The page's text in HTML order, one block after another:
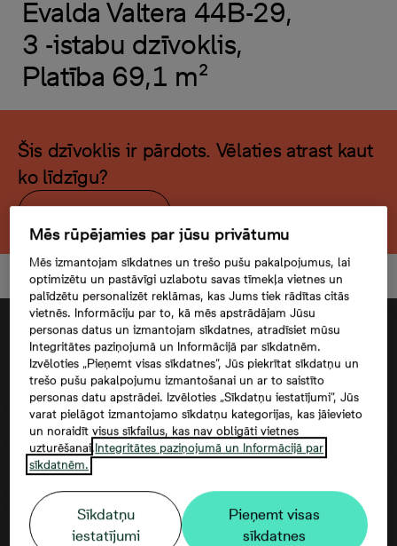
Evalda Valtera 44B-29,
3 -istabu dzīvoklis,
Platība 69,1 m²
Šis dzīvoklis ir pārdots. Vēlaties atrast kaut
ko līdzīgu?
Google maps trešās puses datu
izmantošana
Mēs rūpējamies par jūsu privātumu
Mēs izmantojam sīkdatnes un trešo pušu pakalpojumus, lai
optimizētu un pastāvīgi uzlabotu savas tīmekļa vietnes un
palīdzētu personalizēt reklāmas, kas Jums tiek rādītas citās
vietnēs. Informāciju par to, kā mēs apstrādājam Jūsu
personas datus un izmantojam sīkdatnes, atradīsiet mūsu
Integritātes paziņojumā un Informācijā par sīkdatnēm.
Izvēloties „Pieņemt visas sīkdatnes”, Jūs piekrītat sīkdatņu un
trešo pušu pakalpojumu izmantošanai un ar to saistīto
personas datu apstrādei. Izvēloties „Sīkdatņu iestatījumi”, Jūs
varat pielāgot izmantojamo sīkdatņu kategorijas, kas jāievieto
un noraidīt visus sīkfailus, kas nav obligāti vietnes
uzturēšanai.Integritātes paziņojumā un Informācijā par
sīkdatnēm.
Sīkdatņu
iestatījumi
Pieņemt visas
sīkdatnes